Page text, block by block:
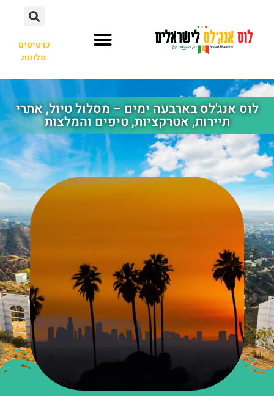
כרטיסים
מלונות
לוס אנג'לס בארבעה ימים – מסלול טיול, אתרי
תיירות, אטרקציות, טיפים והמלצות